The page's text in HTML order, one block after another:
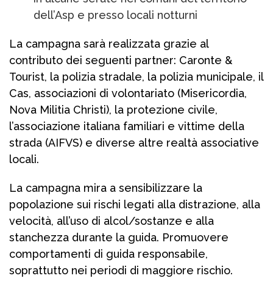
dell’Asp e presso locali notturni
La campagna sarà realizzata grazie al
contributo dei seguenti partner: Caronte &
Tourist, la polizia stradale, la polizia municipale, il
Cas, associazioni di volontariato (Misericordia,
Nova Militia Christi), la protezione civile,
l’associazione italiana familiari e vittime della
strada (AIFVS) e diverse altre realtà associative
locali.
La campagna mira a sensibilizzare la
popolazione sui rischi legati alla distrazione, alla
velocità, all’uso di alcol/sostanze e alla
stanchezza durante la guida. Promuovere
comportamenti di guida responsabile,
soprattutto nei periodi di maggiore rischio.